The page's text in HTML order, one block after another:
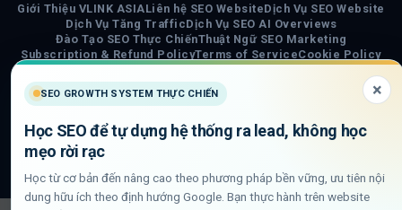
Delivery
Giới Thiệu VLINK ASIALiên hệ SEO WebsiteDịch Vụ SEO Website
Dịch Vụ Tăng TrafficDịch Vụ SEO AI Overviews
Đào Tạo SEO Thực ChiếnThuật Ngữ SEO Marketing
Subscription & Refund PolicyTerms of ServiceCookie Policy
Tin tức
SEO GROWTH SYSTEM THỰC CHIẾN ×
Học SEO để tự dựng hệ thống ra lead, không học
mẹo rời rạc
Học từ cơ bản đến nâng cao theo phương pháp bền vững, ưu tiên nội
dung hữu ích theo định hướng Google. Bạn thực hành trên website